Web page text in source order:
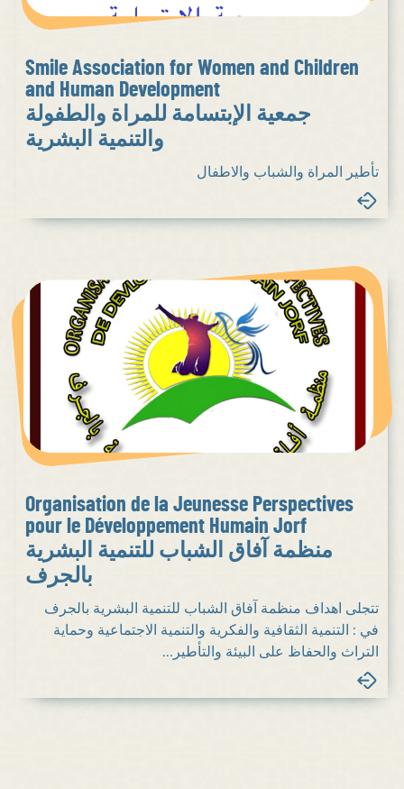
Smile Association for Women and Children
and Human Development
جمعية الإبتسامة للمراة والطفولة
والتنمية البشرية
تأطير المراة والشباب والاطفال
Organisation de la Jeunesse Perspectives
pour le Développement Humain Jorf
منظمة آفاق الشباب للتنمية البشرية
بالجرف
تتجلى اهداف منظمة آفاق الشباب للتنمية البشرية بالجرف
في : التنمية الثقافية والفكرية والتنمية الاجتماعية وحماية
التراث والحفاظ على البيئة والتأطير...